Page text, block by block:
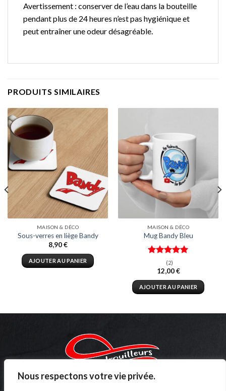
Nous respectons votre vie privée.
Avertissement : conserver de l’eau dans la bouteille
pendant plus de 24 heures n’est pas hygiénique et
peut entraîner une odeur désagréable.
PRODUITS SIMILAIRES
MAISON & DÉCO
Sous-verres en liège Bandy
8,90€
AJOUTER AU PANIER
MAISON & DÉCO
Mug Bandy Bleu
Note5.00
sur 5
(2)
12,00€
AJOUTER AU PANIER